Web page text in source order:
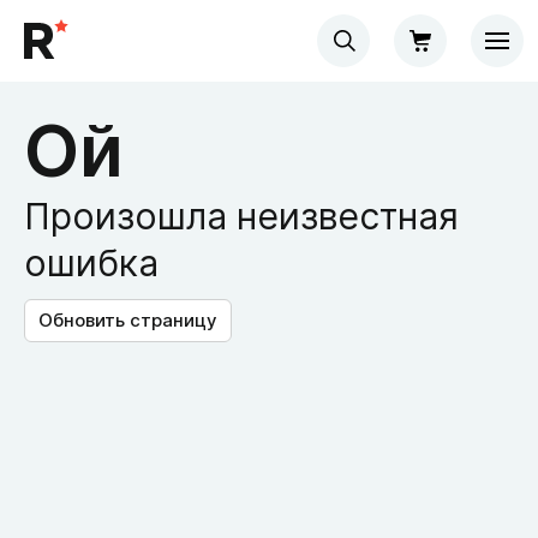
Ой
Произошла неизвестная
ошибка
Обновить страницу